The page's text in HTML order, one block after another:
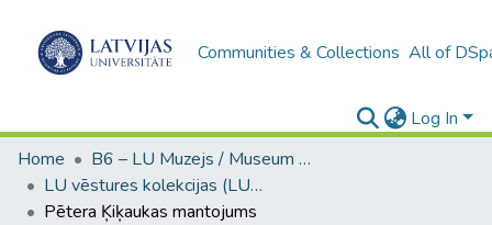
Communities & Collections All of
Log In
Home
B6 – LU Muzejs / Museum of the UL
LU vēstures kolekcijas (LUM)
Pētera Ķiķaukas mantojums